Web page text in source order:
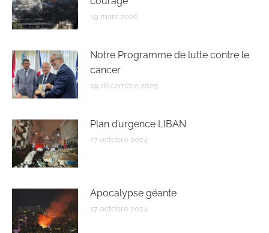
19 mars 2026
Notre Programme de lutte contre le
cancer
19 décembre 2025
Plan d’urgence LIBAN
17 octobre 2024
Apocalypse géante
17 octobre 2024